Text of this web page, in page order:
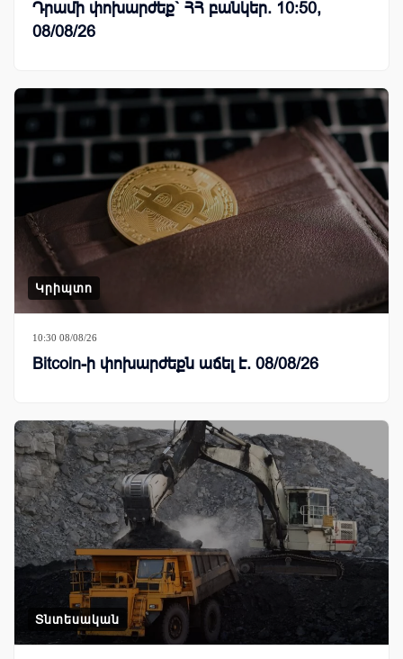
Դրամի փոխարժեք` ՀՀ բանկեր. 10:50,
08/08/26
Կրիպտո
10:30 08/08/26
Bitcoin-ի փոխարժեքն աճել է. 08/08/26
Տնտեսական